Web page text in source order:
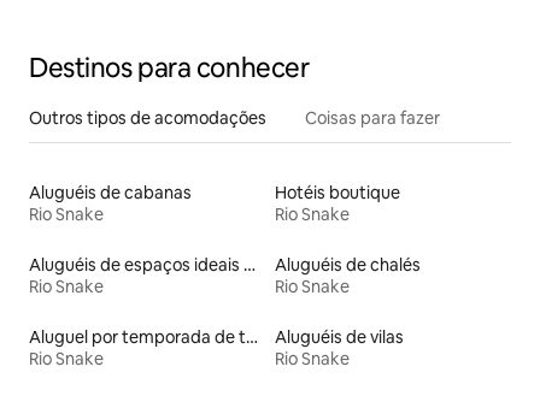
Destinos para conhecer
Outros tipos de acomodações Coisas para fazer
Aluguéis de cabanas
Rio Snake
Hotéis boutique
Rio Snake
Aluguéis de espaços ideais para famílias
Rio Snake
Aluguéis de chalés
Rio Snake
Aluguel por temporada de tendas tipi
Rio Snake
Aluguéis de vilas
Rio Snake